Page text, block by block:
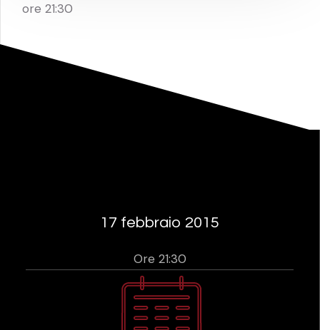
ore 21:30
17 febbraio 2015
Ore 21:30